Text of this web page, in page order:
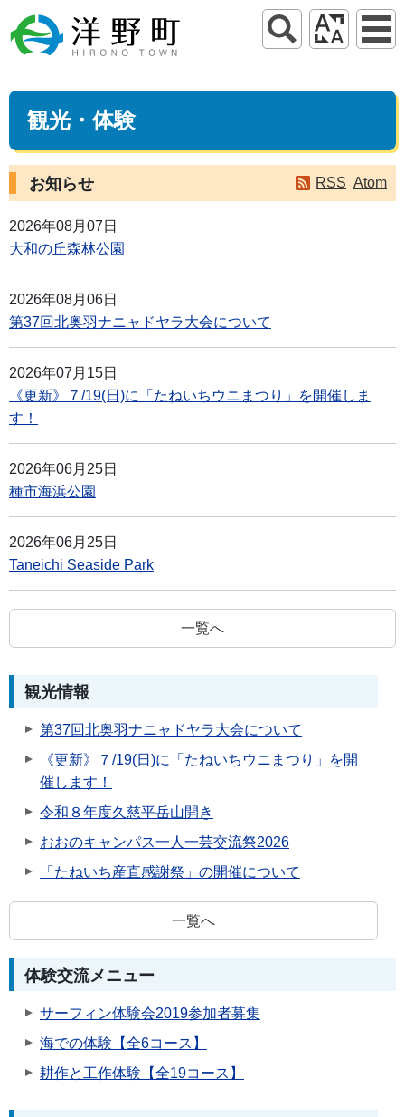
観光・体験
お知らせ RSS Atom
2026年08月07日
大和の丘森林公園
2026年08月06日
第37回北奥羽ナニャドヤラ大会について
2026年07月15日
《更新》７/19(日)に「たねいちウニまつり」を開催しま
す！
2026年06月25日
種市海浜公園
2026年06月25日
Taneichi Seaside Park
一覧へ
観光情報
第37回北奥羽ナニャドヤラ大会について
《更新》７/19(日)に「たねいちウニまつり」を開
催します！
令和８年度久慈平岳山開き
おおのキャンパス一人一芸交流祭2026
「たねいち産直感謝祭」の開催について
一覧へ
体験交流メニュー
サーフィン体験会2019参加者募集
海での体験【全6コース】
耕作と工作体験【全19コース】